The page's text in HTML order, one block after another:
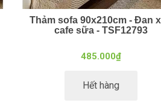
Thảm sofa 90x210cm - Đan
cafe sữa - TSF12793
485.000₫
Hết hàng